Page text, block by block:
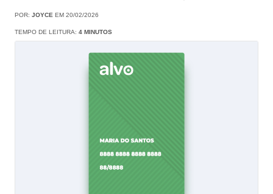
POR: JOYCE EM 20/02/2026
TEMPO DE LEITURA: 4 MINUTOS